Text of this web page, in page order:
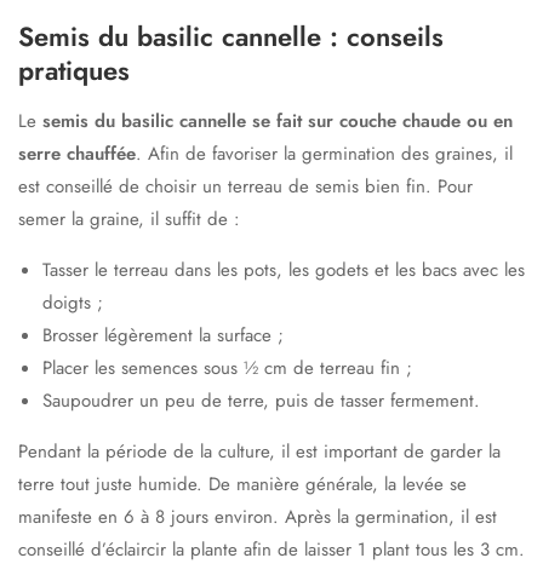
Semis du basilic cannelle : conseils
pratiques
Le semis du basilic cannelle se fait sur couche chaude ou en
serre chauffée. Afin de favoriser la germination des graines, il
est conseillé de choisir un terreau de semis bien fin. Pour
semer la graine, il suffit de :
Tasser le terreau dans les pots, les godets et les bacs avec les
doigts ;
Brosser légèrement la surface ;
Placer les semences sous ½ cm de terreau fin ;
Saupoudrer un peu de terre, puis de tasser fermement.
Pendant la période de la culture, il est important de garder la
terre tout juste humide. De manière générale, la levée se
manifeste en 6 à 8 jours environ. Après la germination, il est
conseillé d’éclaircir la plante afin de laisser 1 plant tous les 3 cm.